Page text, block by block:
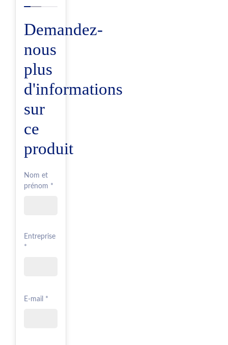
Demandez-
nous
plus
d'informations
sur
ce
produit
Nom et
prénom *
Entreprise
*
E-mail *